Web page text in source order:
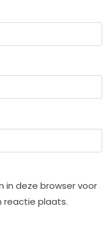
in deze browser voor
reactie plaats.